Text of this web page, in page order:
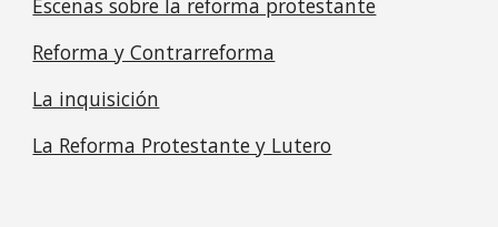
Escenas sobre la reforma protestante
Reforma y Contrarreforma
La inquisición
La Reforma Protestante y Lutero